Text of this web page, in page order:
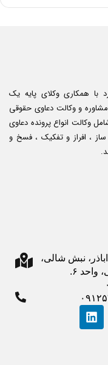
با همکاری وکلای پایه یک
و وکالت دعاوی حقوقی
وکالت انواع پرونده دعاوی
، افراز و تفکیک ، فسخ و
نبش شالی،
ساختمان دفتر خدمات قضایی، واحد ۶.